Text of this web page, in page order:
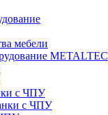
мебели
METALTEC
с ЧПУ
с ЧПУ